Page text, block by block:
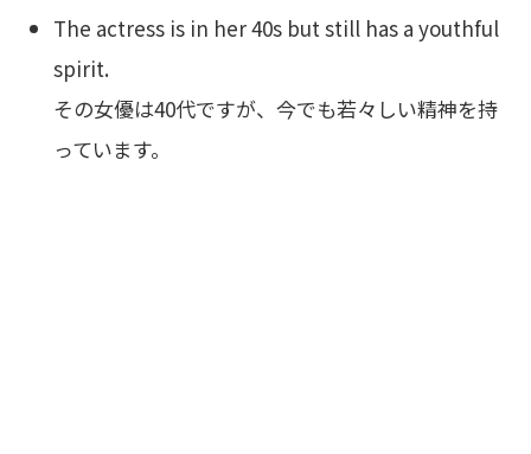
The actress is in her 40s but still has a youthful
spirit.
その女優は40代ですが、今でも若々しい精神を持
っています。